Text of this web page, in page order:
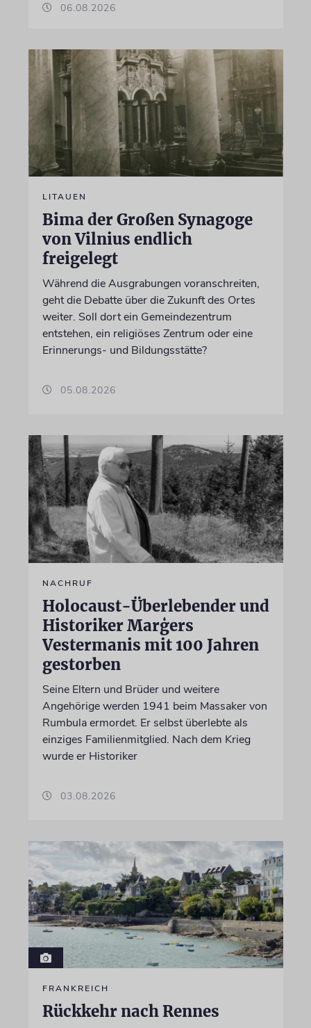
06.08.2026
LITAUEN
Bima der Großen Synagoge
von Vilnius endlich
freigelegt
Während die Ausgrabungen voranschreiten,
geht die Debatte über die Zukunft des Ortes
weiter. Soll dort ein Gemeindezentrum
entstehen, ein religiöses Zentrum oder eine
Erinnerungs- und Bildungsstätte?
05.08.2026
NACHRUF
Holocaust-Überlebender und
Historiker Marģers
Vestermanis mit 100 Jahren
gestorben
Seine Eltern und Brüder und weitere
Angehörige werden 1941 beim Massaker von
Rumbula ermordet. Er selbst überlebte als
einziges Familienmitglied. Nach dem Krieg
wurde er Historiker
03.08.2026
FRANKREICH
Rückkehr nach Rennes